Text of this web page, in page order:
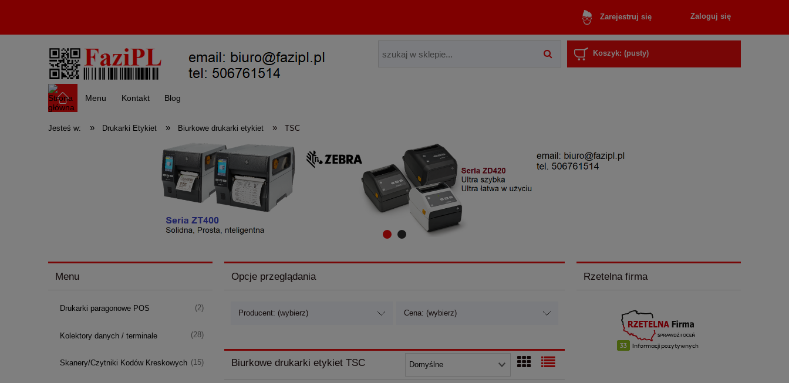
Zarejestruj się Zaloguj się
Koszyk: (pusty)
Menu Kontakt Blog
Jesteś w: » Drukarki Etykiet » Biurkowe drukarki etykiet » TSC
Menu
Drukarki paragonowe POS (2)
Kolektory danych / terminale (28)
Skanery/Czytniki Kodów Kreskowych (15)
Opcje przeglądania
Producent: (wybierz) Cena: (wybierz)
Biurkowe drukarki etykiet TSC
Rzetelna firma